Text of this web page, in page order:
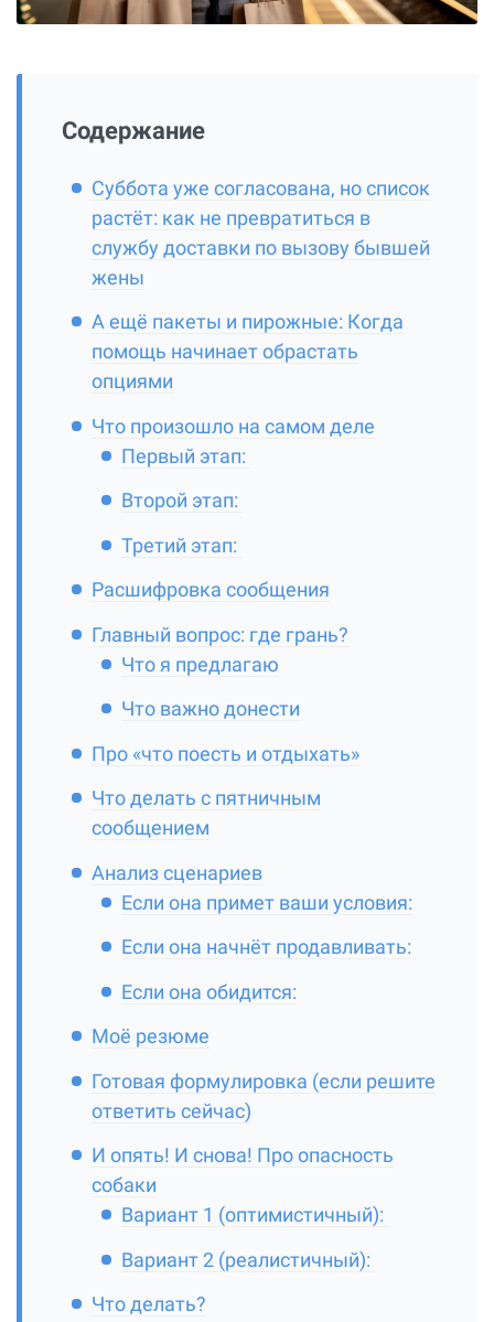
Содержание
Суббота уже согласована, но список
растёт: как не превратиться в
службу доставки по вызову бывшей
жены
А ещё пакеты и пирожные: Когда
помощь начинает обрастать
опциями
Что произошло на самом деле
Первый этап:
Второй этап:
Третий этап:
Расшифровка сообщения
Главный вопрос: где грань?
Что я предлагаю
Что важно донести
Про «что поесть и отдыхать»
Что делать с пятничным
сообщением
Анализ сценариев
Если она примет ваши условия:
Если она начнёт продавливать:
Если она обидится:
Моё резюме
Готовая формулировка (если решите
ответить сейчас)
И опять! И снова! Про опасность
собаки
Вариант 1 (оптимистичный):
Вариант 2 (реалистичный):
Что делать?